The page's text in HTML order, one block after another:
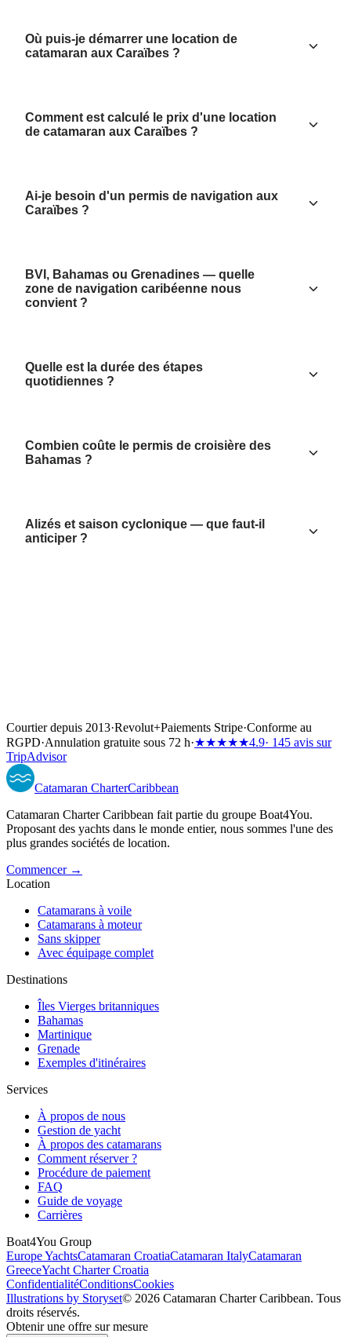
Où puis-je démarrer une location de
catamaran aux Caraïbes ?
Comment est calculé le prix d'une location
de catamaran aux Caraïbes ?
Ai-je besoin d'un permis de navigation aux
Caraïbes ?
BVI, Bahamas ou Grenadines — quelle
zone de navigation caribéenne nous
convient ?
Quelle est la durée des étapes
quotidiennes ?
Combien coûte le permis de croisière des
Bahamas ?
Alizés et saison cyclonique — que faut-il
anticiper ?
Courtier depuis 2013·Revolut+Paiements Stripe·Conforme au
RGPD·Annulation gratuite sous 72 h·★★★★★4.9· 145 avis sur
TripAdvisor
Catamaran CharterCaribbean
Catamaran Charter Caribbean fait partie du groupe Boat4You.
Proposant des yachts dans le monde entier, nous sommes l'une des
plus grandes sociétés de location.
Commencer →
Location
Catamarans à voile
Catamarans à moteur
Sans skipper
Avec équipage complet
Destinations
Îles Vierges britanniques
Bahamas
Martinique
Grenade
Exemples d'itinéraires
Services
À propos de nous
Gestion de yacht
À propos des catamarans
Comment réserver ?
Procédure de paiement
FAQ
Guide de voyage
Carrières
Boat4You Group
Europe YachtsCatamaran CroatiaCatamaran ItalyCatamaran
GreeceYacht Charter Croatia
ConfidentialitéConditionsCookies
Illustrations by Storyset© 2026 Catamaran Charter Caribbean. Tous
droits réservés.
Obtenir une offre sur mesure